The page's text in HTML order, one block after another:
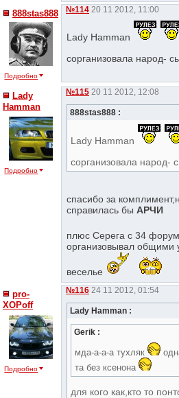
888stas888
Подробно
№114 20 11 2012, 11:00
Lady Hamman
сорганизовала народ-
Lady
Hamman
Подробно
№115 20 11 2012, 12:08
888stas888 :
Lady Hamman
сорганизовала народ-
спасибо за
справилась быАРЧИ
плюс Серега с 34
организовывал общими
веселье
pro-
XOPoff
Подробно
№116 24 11 2012, 01:54
Lady Hamman :
Gerik :
мда-а-а-а тухляк
та без ксенона
для кого как,кто то